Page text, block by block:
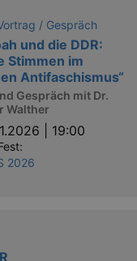
/ Gespräch
und die DDR:
Stimmen im
Antifaschismus“
Gespräch mit Dr.
Walther
| 19:00
2026
a